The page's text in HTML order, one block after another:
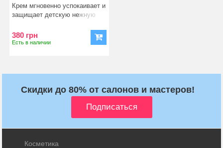
Atopalm Diaper Soothing Cream,
60 мл (63002)
Крем мгновенно успокаивает и
защищает детскую нежную
380 грн
Есть в наличии
Скидки до 80% от салонов и мастеров!
Косметика